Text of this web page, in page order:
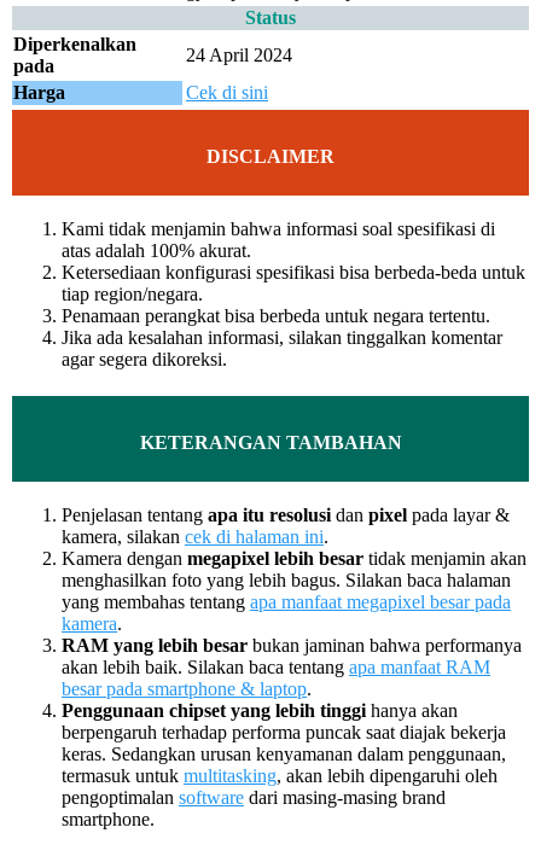
Status
Diperkenalkan
pada
24 April 2024
Harga
Cek di sini
DISCLAIMER
Kami tidak menjamin bahwa informasi soal spesifikasi di
atas adalah 100% akurat.
Ketersediaan konfigurasi spesifikasi bisa berbeda-beda untuk
tiap region/negara.
Penamaan perangkat bisa berbeda untuk negara tertentu.
Jika ada kesalahan informasi, silakan tinggalkan komentar
agar segera dikoreksi.
KETERANGAN TAMBAHAN
Penjelasan tentang apa itu resolusi dan pixel pada layar &
kamera, silakan cek di halaman ini.
Kamera dengan megapixel lebih besar tidak menjamin akan
menghasilkan foto yang lebih bagus. Silakan baca halaman
yang membahas tentang apa manfaat megapixel besar pada
kamera.
RAM yang lebih besar bukan jaminan bahwa performanya
akan lebih baik. Silakan baca tentang apa manfaat RAM
besar pada smartphone & laptop.
Penggunaan chipset yang lebih tinggi hanya akan
berpengaruh terhadap performa puncak saat diajak bekerja
keras. Sedangkan urusan kenyamanan dalam penggunaan,
termasuk untuk multitasking, akan lebih dipengaruhi oleh
pengoptimalan software dari masing-masing brand
smartphone.